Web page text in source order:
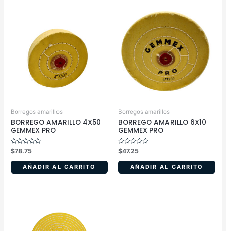
Borregos amarillos
BORREGO AMARILLO 4X50
GEMMEX PRO
Valorado
en
0
5
$78.75
AÑADIR AL CARRITO
Borregos amarillos
BORREGO AMARILLO 6X10
GEMMEX PRO
Valorado
en
0
5
$47.25
AÑADIR AL CARRITO